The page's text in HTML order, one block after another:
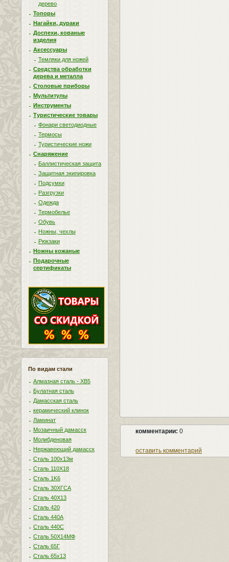
дерево
Топоры
Нагайки, дураки
Доспехи, кованые
изделия
Аксессуары
Темляки для ножей
Средства обработки
дерева и металла
Столовые приборы
Мультитулы
Инструменты
Туристические товары
Фонари светодиодные
Термосы
Туристические ножи
Снаряжение
Баллистическая защита
Защитная экипировка
Подсумки
Разгрузки
Одежда
Термобелье
Обувь
Ножны, чехлы
Рюкзаки
Ножны кожаные
Подарочные
сертификаты
По видам стали
Алмазная сталь - ХВ5
Булатная сталь
Дамасская сталь
керамический клинок
Ламинат
Мозаичный дамасск
Молибденовая
Нержавеющий дамасск
Сталь 100х13м
Сталь 110Х18
Сталь 1K6
Сталь 30ХГСА
Сталь 40Х13
Сталь 420
Сталь 440A
Сталь 440С
Сталь 50Х14МФ
Сталь 65Г
Сталь 65х13
комментарии: 0
оставить комментарий